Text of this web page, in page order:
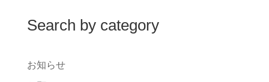
Search by category
お知らせ